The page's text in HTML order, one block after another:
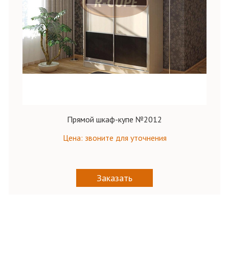
Прямой шкаф-купе №2012
Цена: звоните для уточнения
Заказать